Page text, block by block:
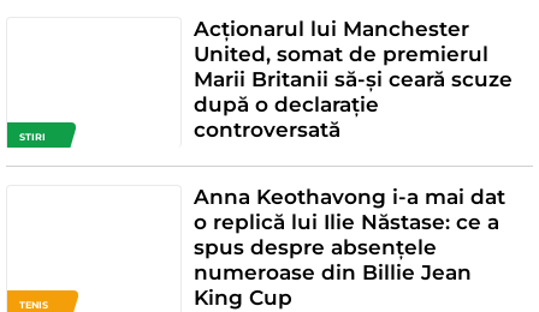
STIRI
Acționarul lui Manchester
United, somat de premierul
Marii Britanii să-și ceară scuze
după o declarație
controversată
TENIS
Anna Keothavong i-a mai dat
o replică lui Ilie Năstase: ce a
spus despre absențele
numeroase din Billie Jean
King Cup